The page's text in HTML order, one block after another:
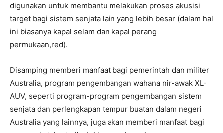
digunakan untuk membantu melakukan proses akusisi
target bagi sistem senjata lain yang lebih besar (dalam hal
ini biasanya kapal selam dan kapal perang
permukaan,red).
Disamping memberi manfaat bagi pemerintah dan militer
Australia, program pengembangan wahana nir-awak XL-
AUV, seperti program-program pengembangan sistem
senjata dan perlengkapan tempur buatan dalam negeri
Australia yang lainnya, juga akan memberi manfaat bagi